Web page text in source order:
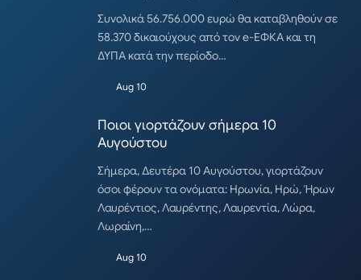
Συνολικά 56.756.000 ευρώ θα καταβληθούν σε
58.370 δικαιούχους από τον e-ΕΦΚΑ και τη
ΔΥΠΑ κατά την περίοδο…
Aug 10
Ποιοι γιορτάζουν σήμερα 10
Αυγούστου
Σήμερα, Δευτέρα 10 Αυγούστου, γιορτάζουν
όσοι φέρουν τα ονόματα: Ηρωνία, Ηρώ, Ήρων
Λαυρέντιος, Λαυρέντης, Λαυρεντία, Λώρα,
Λωραίνη,…
Aug 10